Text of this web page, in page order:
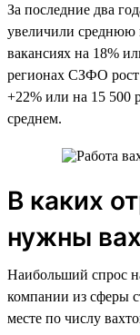
За последние два
увеличили среднюю
вакансиях на 18%
регионах СЗФО рост
+22% или на 15 500
среднем.
В каких
нужны
Наибольший спрос
компании из сферы
месте по числу